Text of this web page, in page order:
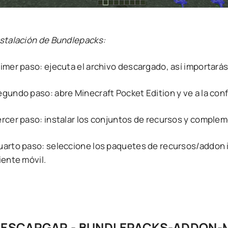
de Bundlepacks:
paso: ejecuta el archivo descargado, así
paso: abre Minecraft Pocket Edition y ve a la
paso: instalar los conjuntos de recursos y
paso: seleccione los paquetes de recursos/
móvil.